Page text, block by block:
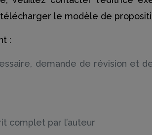
télécharger le modèle de
:
demande de révision et
complet par l’auteur